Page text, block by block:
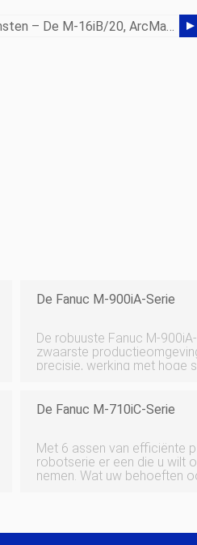
Fanuc-Overeenkomsten – De M-16iB/20, ArcMate 120iBe En M-20iA
De Fanuc M-900iA-Serie
De robuuste Fanuc M-
zwaarste
precisie, werking met hoge
De Fanuc M-710iC-Serie
Met 6 assen van efficiënte
robotserie er een die u wilt
nemen. Wat uw behoeften